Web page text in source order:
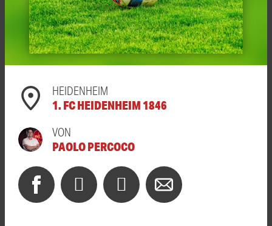
HEIDENHEIM
1. FC HEIDENHEIM 1846
VON
PAOLO PERCOCO